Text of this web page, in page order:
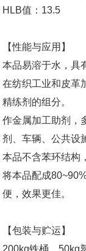
HLB值：13.5
【性能与应用】
本品易溶于水，具
在纺织工业和皮革
精练剂的组分。
作金属加工助剂，
剂、车辆、公共设
本品不含苯环结构
将本品配成
便，效果更佳。
【包装与贮运】
200kg铁桶、50kg